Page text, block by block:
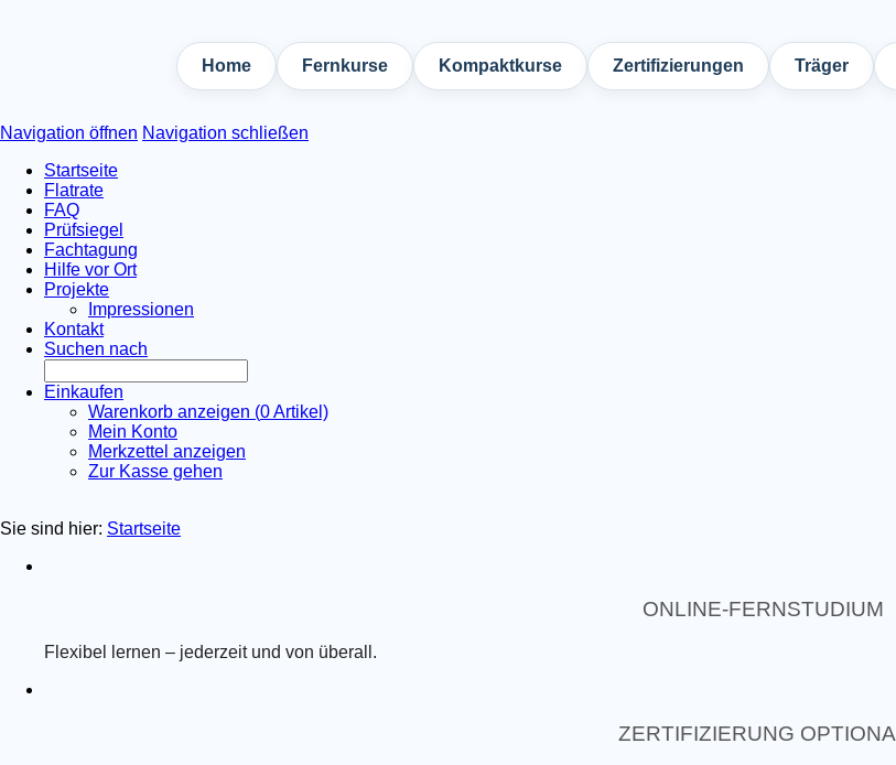
Home Fernkurse Kompaktkurse Zertifizierungen Träger
Navigation öffnen Navigation schließen
Startseite
Flatrate
FAQ
Prüfsiegel
Fachtagung
Hilfe vor Ort
Projekte
Impressionen
Kontakt
Suchen nach
Einkaufen
Warenkorb anzeigen (0Artikel)
Mein Konto
Merkzettel anzeigen
Zur Kasse gehen
Sie sind hier: Startseite
ONLINE-FERNSTUDIUM
Flexibel lernen – jederzeit und von überall.
ZERTIFIZIERUNG